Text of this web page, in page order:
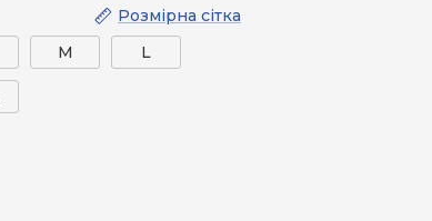
Розмірна сітка
M L